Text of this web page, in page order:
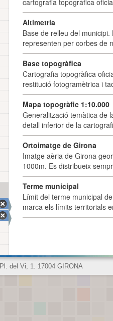
cartografia topogràfica
Altimetria
Base de relleu del
representen per corbes de
Base topogràfica
Cartografia topogràfica
restitució fotogramètrica i
Mapa topogràfic 1:10.000
Generalització temàtica de
detall inferior de la
Ortoimatge de Girona
Imatge aèria de Girona
1000m. Es distribueix
Terme municipal
Límit del terme municipal
marca els límits territorials
Pl. del Vi, 1. 17004 GIRONA